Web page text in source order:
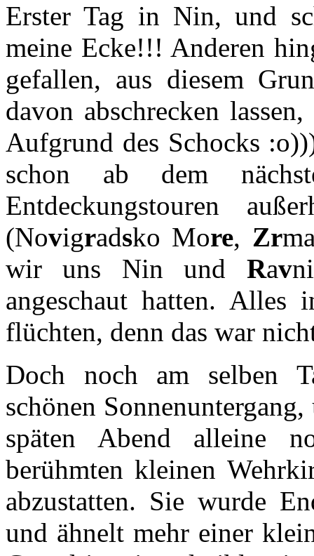
Erster Tag in Nin, und
meine Ecke!!! Anderen
gefallen, aus diesem
davon abschrecken
Aufgrund des Schocks
schon ab dem
Entdeckungstouren
(Novigradsko More, Zr
wir uns Nin und Rav
angeschaut hatten.
flüchten, denn das war
Doch noch am selben
schönen
späten Abend alleine
berühmten kleinen
abzustatten. Sie wurde
und ähnelt mehr einer